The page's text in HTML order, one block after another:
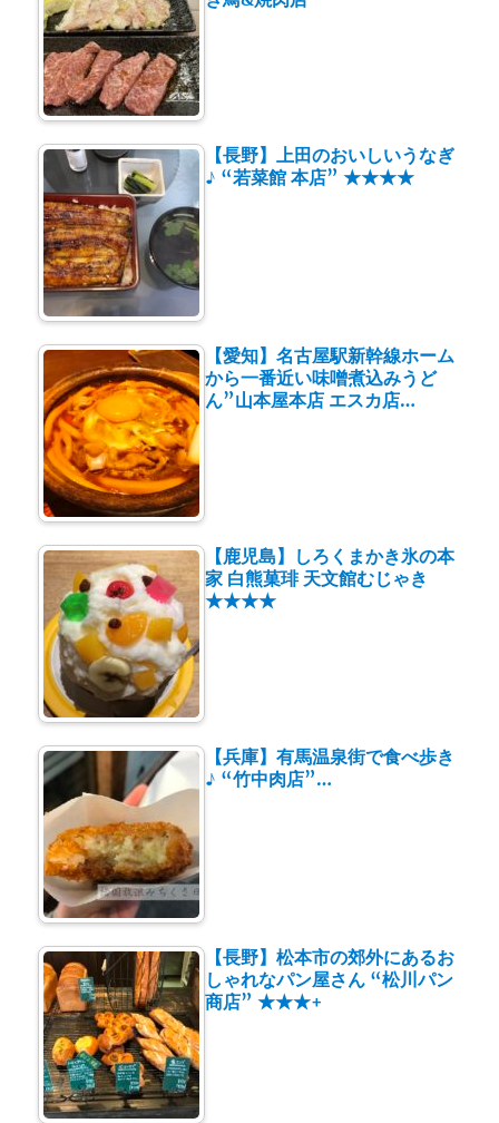
【長野】上田のおいしいうなぎ
♪ “若菜館 本店” ★★★★
【愛知】名古屋駅新幹線ホーム
から一番近い味噌煮込みうど
ん”山本屋本店 エスカ店…
【鹿児島】しろくまかき氷の本
家 白熊菓琲 天文館むじゃき
★★★★
【兵庫】有馬温泉街で食べ歩き
♪ “竹中肉店”…
【長野】松本市の郊外にあるお
しゃれなパン屋さん “松川パン
商店” ★★★+